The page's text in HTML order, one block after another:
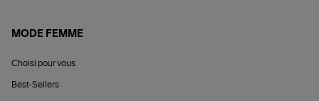
MODE FEMME
Choisi pour vous
Best-Sellers